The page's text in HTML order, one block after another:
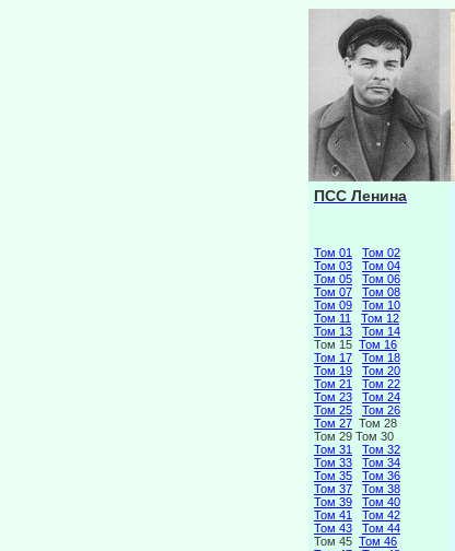
ПСС Ленина
Том 01
Том 02
Том 03
Том 04
Том 05
Том 06
Том 07
Том 08
Том 09
Том 10
Том 11
Том 12
Том 13
Том 14
Том 15 Том 16
Том 17
Том 18
Том 19
Том 20
Том 21
Том 22
Том 23
Том 24
Том 25
Том 26
Том 27 Том 28
Том 29 Том 30
Том 31
Том 32
Том 33
Том 34
Том 35
Том 36
Том 37
Том 38
Том 39
Том 40
Том 41
Том 42
Том 43
Том 44
Том 45 Том 46